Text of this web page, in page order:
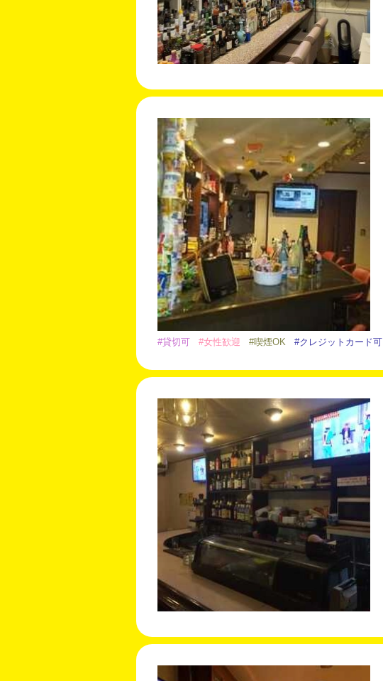
#貸切可 #女性歓迎 #喫煙OK #クレジットカード可